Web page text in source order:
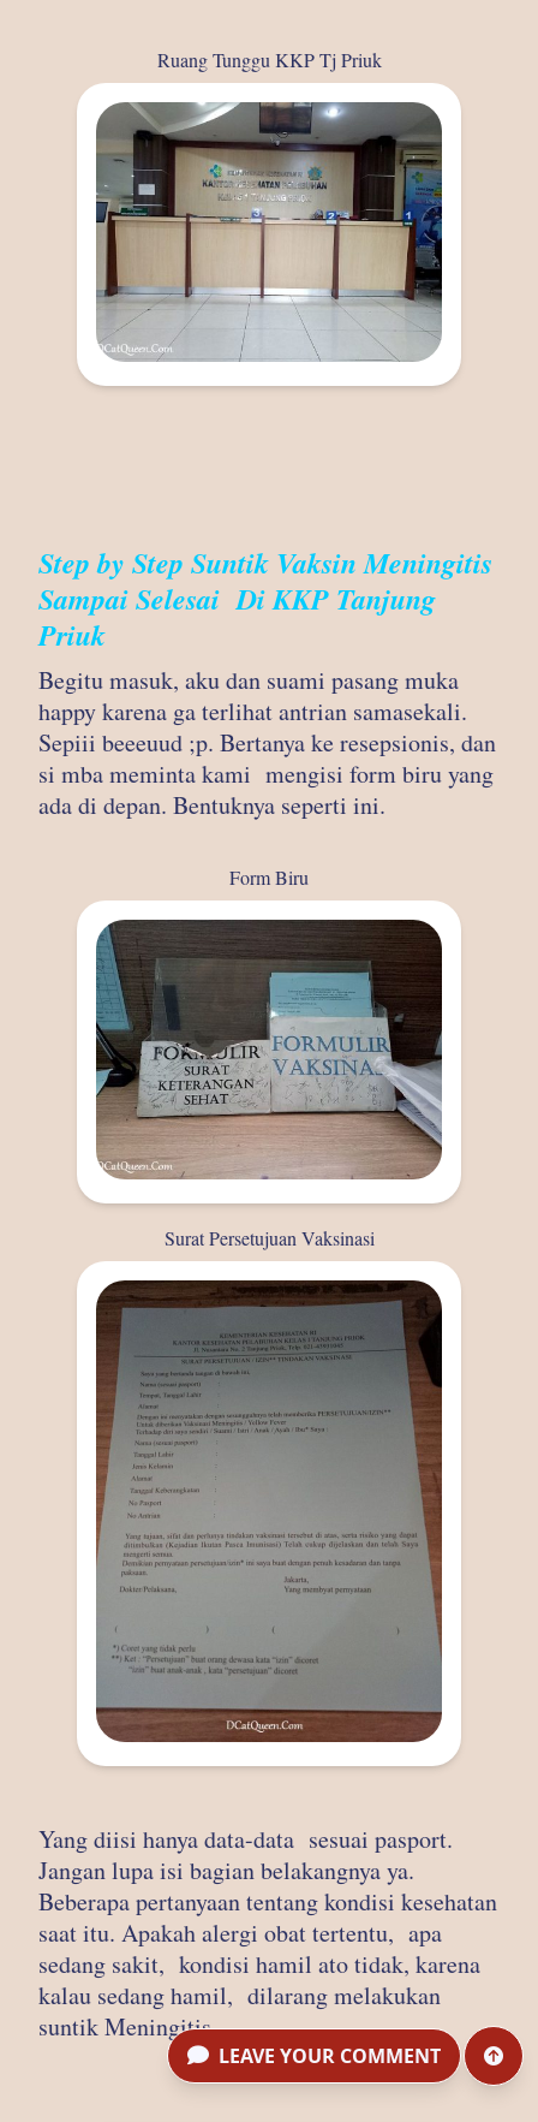
Ruang Tunggu KKP Tj Priuk
Step by Step Suntik Vaksin Meningitis
Sampai Selesai Di KKP Tanjung
Priuk
Begitu masuk, aku dan suami pasang muka
happy karena ga terlihat antrian samasekali.
Sepiii beeeuud ;p. Bertanya ke resepsionis, dan
si mba meminta kami mengisi form biru yang
ada di depan. Bentuknya seperti ini.
Form Biru
Surat Persetujuan Vaksinasi
Yang diisi hanya data-data sesuai pasport.
Jangan lupa isi bagian belakangnya ya.
Beberapa pertanyaan tentang kondisi kesehatan
saat itu. Apakah alergi obat tertentu, apa
sedang sakit, kondisi hamil ato tidak, karena
kalau sedang hamil, dilarang melakukan
suntik Meningitis.
LEAVE YOUR COMMENT